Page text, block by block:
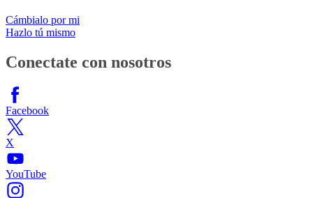
Cámbialo por mi
Hazlo tú mismo
Conectate con nosotros
Facebook
X
YouTube